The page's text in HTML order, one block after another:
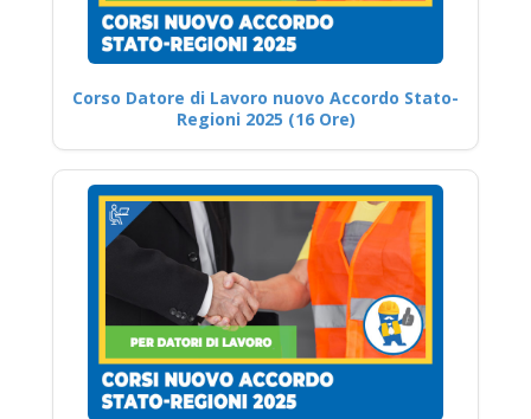
Corso Datore di Lavoro nuovo Accordo Stato-
Regioni 2025 (16 Ore)